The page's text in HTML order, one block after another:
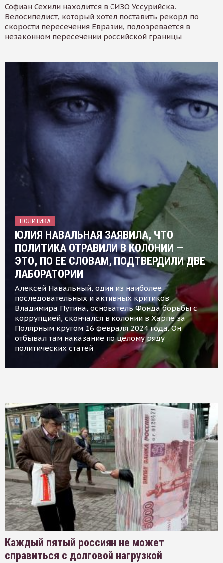
Софиан Сехили находится в СИЗО Уссурийска.
Велосипедист, который хотел поставить рекорд по
скорости пересечения Евразии, подозревается в
незаконном пересечении российской границы
ПОЛИТИКА
ЮЛИЯ НАВАЛЬНАЯ ЗАЯВИЛА, ЧТО
ПОЛИТИКА ОТРАВИЛИ В КОЛОНИИ —
ЭТО, ПО ЕЕ СЛОВАМ, ПОДТВЕРДИЛИ ДВЕ
ЛАБОРАТОРИИ
Алексей Навальный, один из наиболее
последовательных и активных критиков
Владимира Путина, основатель Фонда борьбы с
коррупцией, скончался в колонии в Харпе за
Полярным кругом 16 февраля 2024 года. Он
отбывал там наказание по целому ряду
политических статей
Каждый пятый россиян не может
справиться с долговой нагрузкой